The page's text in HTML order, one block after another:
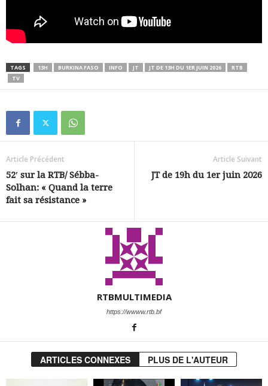
TAGS 13H BURKINA FASO INFO JT JT DE 13H DU 1ER JUIN 2026
RTB
TV
Article Précédent
52′ sur la RTB/ Sébba-
Solhan: « Quand la terre
fait sa résistance »
Article Suivant
JT de 19h du 1er juin 2026
RTBMULTIMEDIA
https://wwww.rtb.bf
ARTICLES CONNEXES PLUS DE L'AUTEUR